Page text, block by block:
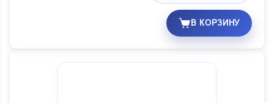
В КОРЗИНУ